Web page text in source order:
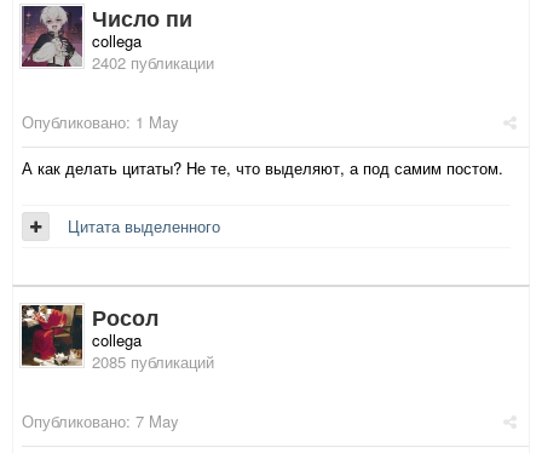
Число пи
collega
2402 публикации
Опубликовано: 1 May
А как делать цитаты? Не те, что выделяют, а под самим постом.
Цитата выделенного
Росол
collega
2085 публикаций
Опубликовано: 7 May